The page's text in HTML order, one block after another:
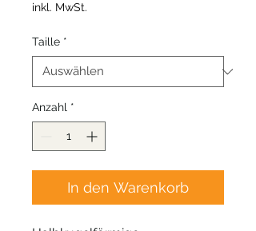
inkl. MwSt.
Taille *
Anzahl *
In den Warenkorb